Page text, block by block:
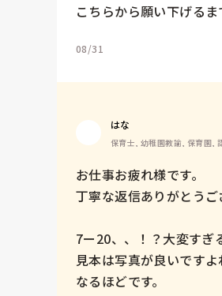
こちらから願い下げる
08/31
はな
保育士, 幼稚園教諭, 保育園,
お仕事お疲れ様です。
丁寧な返信ありがとうご
7ー20、、！？大変すぎ
見本は写真が良いです
なるほどです。